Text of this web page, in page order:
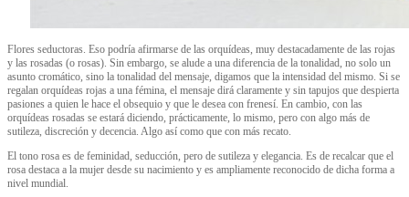
Flores seductoras. Eso podría afirmarse de las orquídeas, muy destacadamente de las rojas
y las rosadas (o rosas). Sin embargo, se alude a una diferencia de la tonalidad, no solo un
asunto cromático, sino la tonalidad del mensaje, digamos que la intensidad del mismo. Si se
regalan orquídeas rojas a una fémina, el mensaje dirá claramente y sin tapujos que despierta
pasiones a quien le hace el obsequio y que le desea con frenesí. En cambio, con las
orquídeas rosadas se estará diciendo, prácticamente, lo mismo, pero con algo más de
sutileza, discreción y decencia. Algo así como que con más recato.
El tono rosa es de feminidad, seducción, pero de sutileza y elegancia. Es de recalcar que el
rosa destaca a la mujer desde su nacimiento y es ampliamente reconocido de dicha forma a
nivel mundial.